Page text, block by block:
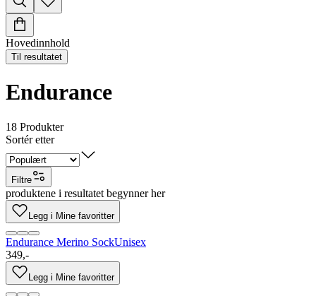
Hovedinnhold
Til resultatet
Endurance
18 Produkter
Sortér etter
Filtre
produktene i resultatet begynner her
Legg i Mine favoritter
Endurance Merino SockUnisex
349,-
Legg i Mine favoritter